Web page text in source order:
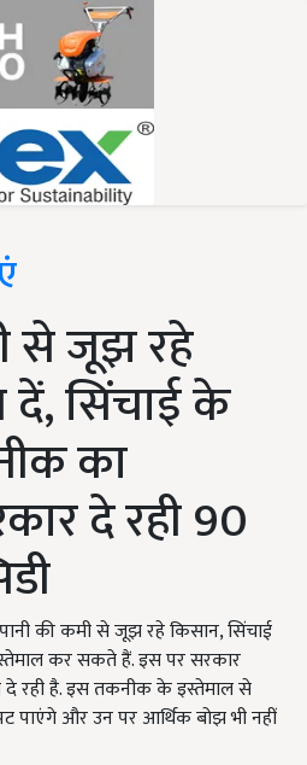
से जूझ रहे
दें, सिंचाई के
का
दे रही 90
की कमी से जूझ रहे किसान, सिंचाई
कर सकते हैं. इस पर सरकार
दे रही है. इस तकनीक के इस्तेमाल से
पाएंगे और उन पर आर्थिक बोझ भी नहीं